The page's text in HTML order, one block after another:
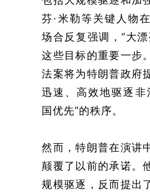
芬·米勒等关键人物
场合反复强调，“大
这些目标的重要一步
法案将为特朗普政府
迅速、高效地驱逐非
国优先”的秩序。
然而，特朗普在演讲
颠覆了以前的承诺。
规模驱逐，反而提出